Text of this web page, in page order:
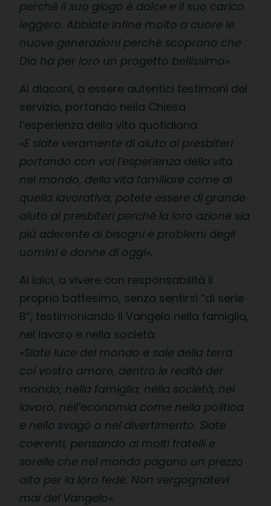
perché il suo giogo è dolce e il suo carico
leggero. Abbiate infine molto a cuore le
nuove generazioni perché scoprano che
Dio ha per loro un progetto bellissimo».
Ai diaconi, a essere autentici testimoni del
servizio, portando nella Chiesa
l’esperienza della vita quotidiana:
«E siate veramente di aiuto ai presbiteri
portando con voi l’esperienza della vita
nel mondo, della vita familiare come di
quella lavorativa, potete essere di grande
aiuto ai presbiteri perché la loro azione sia
più aderente ai bisogni e problemi degli
uomini e donne di oggi».
Ai laici, a vivere con responsabilità il
proprio battesimo, senza sentirsi “di serie
B”, testimoniando il Vangelo nella famiglia,
nel lavoro e nella società:
«Siate luce del mondo e sale della terra
col vostro amore, dentro le realtà del
mondo, nella famiglia, nella società, nel
lavoro, nell’economia come nella politica
e nello svago o nel divertimento. Siate
coerenti, pensando ai molti fratelli e
sorelle che nel mondo pagano un prezzo
alto per la loro fede. Non vergognatevi
mai del Vangelo».